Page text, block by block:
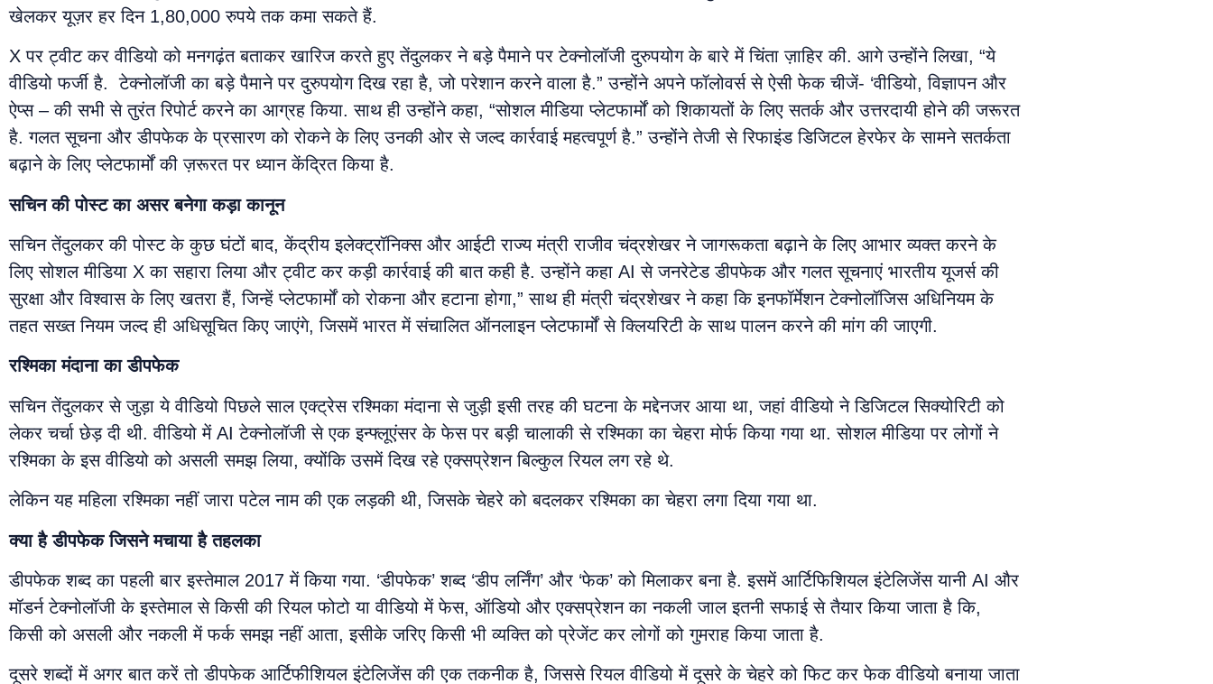
खेलकर यूज़र हर दिन 1,80,000 रुपये तक कमा सकते हैं.
X पर ट्वीट कर वीडियो को मनगढ़ंत बताकर खारिज करते हुए तेंदुलकर ने बड़े पैमाने पर टेक्नोलॉजी दुरुपयोग के बारे में चिंता ज़ाहिर की. आगे उन्होंने लिखा, “ये
वीडियो फर्जी है. टेक्नोलॉजी का बड़े पैमाने पर दुरुपयोग दिख रहा है, जो परेशान करने वाला है.” उन्होंने अपने फॉलोवर्स से ऐसी फेक चीजें- ‘वीडियो, विज्ञापन और
ऐप्स – की सभी से तुरंत रिपोर्ट करने का आग्रह किया. साथ ही उन्होंने कहा, “सोशल मीडिया प्लेटफार्मों को शिकायतों के लिए सतर्क और उत्तरदायी होने की जरूरत
है. गलत सूचना और डीपफेक के प्रसारण को रोकने के लिए उनकी ओर से जल्द कार्रवाई महत्वपूर्ण है.” उन्होंने तेजी से रिफाइंड डिजिटल हेरफेर के सामने सतर्कता
बढ़ाने के लिए प्लेटफार्मों की ज़रूरत पर ध्यान केंद्रित किया है.
सचिन की पोस्ट का असर बनेगा कड़ा कानून
सचिन तेंदुलकर की पोस्ट के कुछ घंटों बाद, केंद्रीय इलेक्ट्रॉनिक्स और आईटी राज्य मंत्री राजीव चंद्रशेखर ने जागरूकता बढ़ाने के लिए आभार व्यक्त करने के
लिए सोशल मीडिया X का सहारा लिया और ट्वीट कर कड़ी कार्रवाई की बात कही है. उन्होंने कहा AI से जनरेटेड डीपफेक और गलत सूचनाएं भारतीय यूजर्स की
सुरक्षा और विश्वास के लिए खतरा हैं, जिन्हें प्लेटफार्मों को रोकना और हटाना होगा,” साथ ही मंत्री चंद्रशेखर ने कहा कि इनफॉर्मेशन टेक्नोलॉजिस अधिनियम के
तहत सख्त नियम जल्द ही अधिसूचित किए जाएंगे, जिसमें भारत में संचालित ऑनलाइन प्लेटफार्मों से क्लियरिटी के साथ पालन करने की मांग की जाएगी.
रश्मिका मंदाना का डीपफेक
सचिन तेंदुलकर से जुड़ा ये वीडियो पिछले साल एक्ट्रेस रश्मिका मंदाना से जुड़ी इसी तरह की घटना के मद्देनजर आया था, जहां वीडियो ने डिजिटल सिक्योरिटी को
लेकर चर्चा छेड़ दी थी. वीडियो में AI टेक्नोलॉजी से एक इन्फ्लूएंसर के फेस पर बड़ी चालाकी से रश्मिका का चेहरा मोर्फ किया गया था. सोशल मीडिया पर लोगों ने
रश्मिका के इस वीडियो को असली समझ लिया, क्योंकि उसमें दिख रहे एक्सप्रेशन बिल्कुल रियल लग रहे थे.
लेकिन यह महिला रश्मिका नहीं जारा पटेल नाम की एक लड़की थी, जिसके चेहरे को बदलकर रश्मिका का चेहरा लगा दिया गया था.
क्या है डीपफेक जिसने मचाया है तहलका
डीपफेक शब्द का पहली बार इस्तेमाल 2017 में किया गया. ‘डीपफेक’ शब्द ‘डीप लर्निंग’ और ‘फेक’ को मिलाकर बना है. इसमें आर्टिफिशियल इंटेलिजेंस यानी AI और
मॉडर्न टेक्नोलॉजी के इस्तेमाल से किसी की रियल फोटो या वीडियो में फेस, ऑडियो और एक्सप्रेशन का नकली जाल इतनी सफाई से तैयार किया जाता है कि,
किसी को असली और नकली में फर्क समझ नहीं आता, इसीके जरिए किसी भी व्यक्ति को प्रेजेंट कर लोगों को गुमराह किया जाता है.
दूसरे शब्दों में अगर बात करें तो डीपफेक आर्टिफीशियल इंटेलिजेंस की एक तकनीक है, जिससे रियल वीडियो में दूसरे के चेहरे को फिट कर फेक वीडियो बनाया जाता